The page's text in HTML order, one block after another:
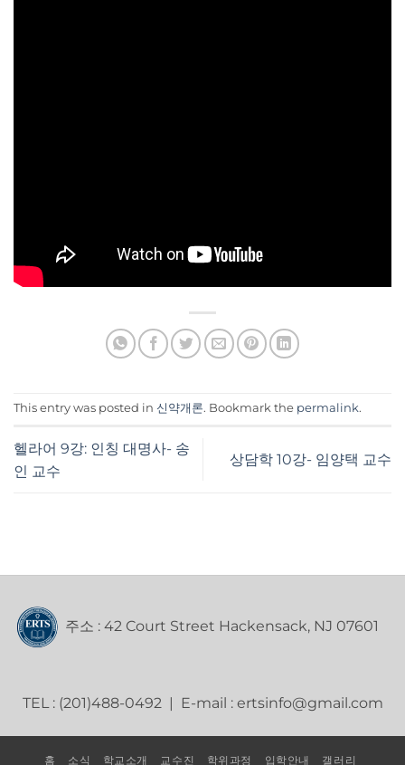
This entry was posted in 신약개론. Bookmark the permalink.
헬라어 9강: 인칭 대명사- 송
인 교수
상담학 10강- 임양택 교수
주소 : 42 Court Street Hackensack, NJ 07601
TEL : (201)488-0492 | E-mail : ertsinfo@gmail.com
홈 소식 학교소개 교수진 학위과정 입학안내 갤러리